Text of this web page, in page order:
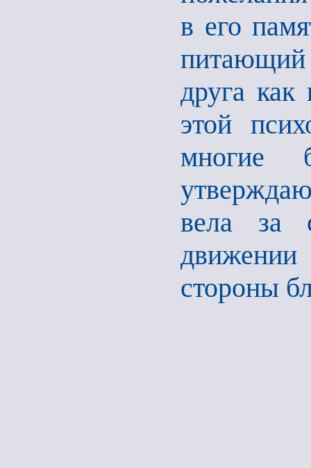
в его
питающий
друга
этой
многие
вела за
стороны